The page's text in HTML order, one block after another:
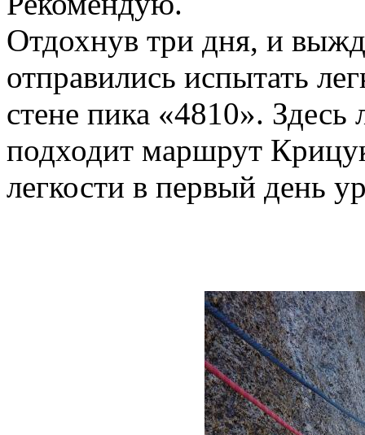
Отдохнув три дня, и
отправились испытать
стене пика «4810». Здесь
подходит маршрут
легкости в первый день